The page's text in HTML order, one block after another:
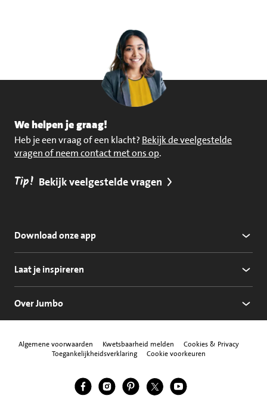
We helpen je graag!
Heb je een vraag of een klacht? Bekijk de veelgestelde
vragen of neem contact met ons op.
Tip! Bekijk veelgestelde vragen
Download onze app
Laat je inspireren
Over Jumbo
Algemene voorwaarden Kwetsbaarheid melden
Cookies & Privacy
Toegankelijkheidsverklaring
Cookie voorkeuren
Volg ons
Jumbo Facebook
Jumbo Instagram
Jumbo Pinterest
Jumbo Twitter
Jumbo YouTube